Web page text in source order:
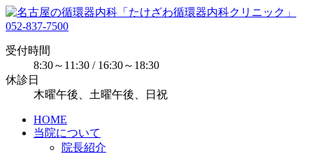
052-837-7500
受付時間
8:30～11:30 / 16:30～18:30
休診日
木曜午後、土曜午後、日祝
HOME
当院について
院長紹介